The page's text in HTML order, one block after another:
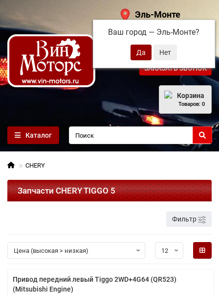
Эль-Монте
Ваш город — Эль-Монте?
+7 (495) 108-68-71
ЗАКАЗАТЬ ЗВОНОК
Корзина
Товаров: 0
Каталог
CHERY
Запчасти CHERY TIGGO 5
Фильтр
Привод передний левый Tiggo 2WD+4G64 (QR523)
(Mitsubishi Engine)